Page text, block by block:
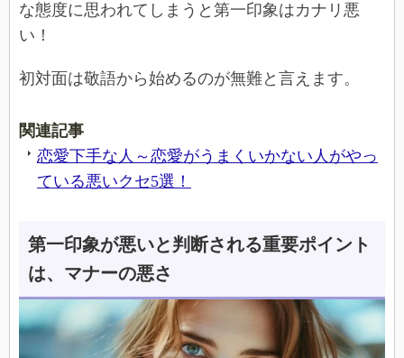
な態度に思われてしまうと第一印象はカナリ悪
い！
初対面は敬語から始めるのが無難と言えます。
関連記事
恋愛下手な人～恋愛がうまくいかない人がやっ
ている悪いクセ5選！
第一印象が悪いと判断される重要ポイント
は、マナーの悪さ